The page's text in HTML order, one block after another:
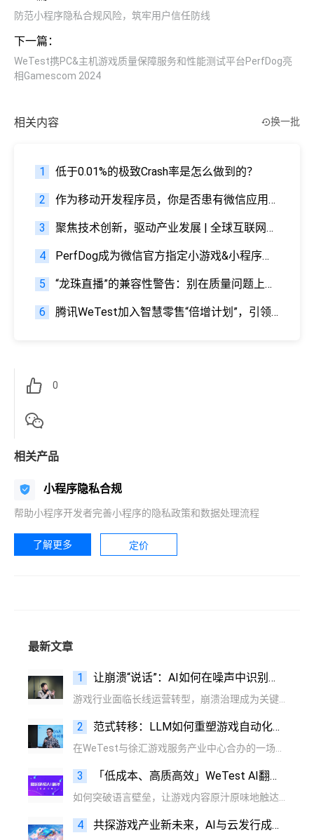
防范小程序隐私合规风险，筑牢用户信任防线
下一篇：
WeTest携PC&主机游戏质量保障服务和性能测试平台PerfDog亮
相Gamescom 2024
相关内容 换一批
1 低于0.01%的极致Crash率是怎么做到的？
2 作为移动开发程序员，你是否患有微信应用号“恐惧症”？
3 聚焦技术创新，驱动产业发展 | 全球互联网创新技术委员会正式成立
4 PerfDog成为微信官方指定小游戏&小程序性能测试工具
5 “龙珠直播”的兼容性警告：别在质量问题上掉链子
6 腾讯WeTest加入智慧零售“倍增计划”，引领微信小程序质量优化
0
相关产品
小程序隐私合规
帮助小程序开发者完善小程序的隐私政策和数据处理流程
了解更多 定价
最新文章
1 让崩溃“说话”：AI如何在噪声中识别根因信号？
2 范式转移：LLM如何重塑游戏自动化测试的底层逻辑
3 「低成本、高质高效」WeTest AI翻译限时免费
4 共探游戏产业新未来，AI与云发行成提效增值核心引擎